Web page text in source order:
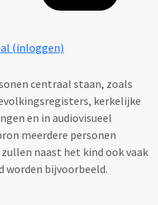
(inloggen)
centraal staan, zoals
kerkelijke
en in audiovisueel
meerdere personen
naast het kind ook vaak
worden bijvoorbeeld.